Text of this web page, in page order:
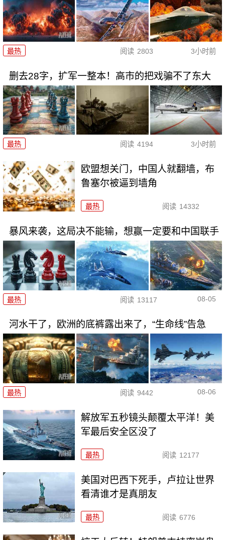
最热 阅读 2803 3小时前
删去28字，扩军一整本！高市的把戏骗不了东大
最热 阅读 4194 3小时前
欧盟想关门，中国人就翻墙，布
鲁塞尔被逼到墙角
最热 阅读 14332
暴风来袭，这局决不能输，想赢一定要和中国联手
最热 阅读 13117 08-05
河水干了，欧洲的底裤露出来了，“生命线”告急
最热 阅读 9442 08-06
解放军五秒镜头颠覆太平洋！美
军最后安全区没了
最热 阅读 12177
美国对巴西下死手，卢拉让世界
看清谁才是真朋友
最热 阅读 6776